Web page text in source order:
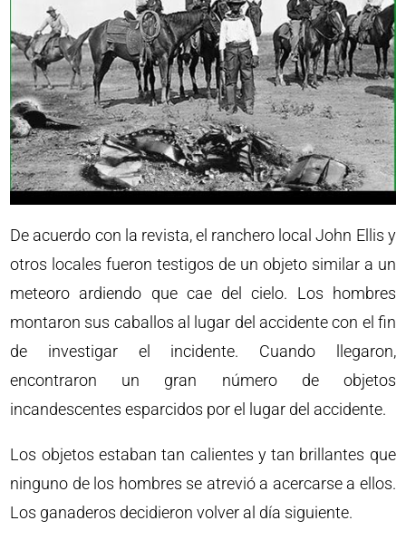
De acuerdo con la revista, el ranchero local John Ellis y
otros locales fueron testigos de un objeto similar a un
meteoro ardiendo que cae del cielo. Los hombres
montaron sus caballos al lugar del accidente con el fin
de investigar el incidente. Cuando llegaron,
encontraron un gran número de objetos
incandescentes esparcidos por el lugar del accidente.
Los objetos estaban tan calientes y tan brillantes que
ninguno de los hombres se atrevió a acercarse a ellos.
Los ganaderos decidieron volver al día siguiente.